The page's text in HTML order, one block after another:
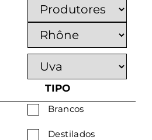
TIPO
Brancos
Destilados